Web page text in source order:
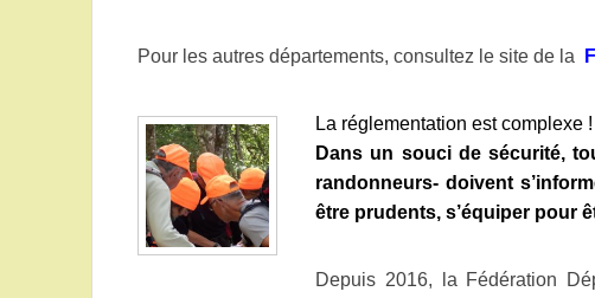
Pour les autres départements, consultez le site de la
La réglementation est complexe !
Dans un souci de sécurité,
randonneurs- doivent
être prudents, s’équiper pour
Depuis 2016, la Fédération